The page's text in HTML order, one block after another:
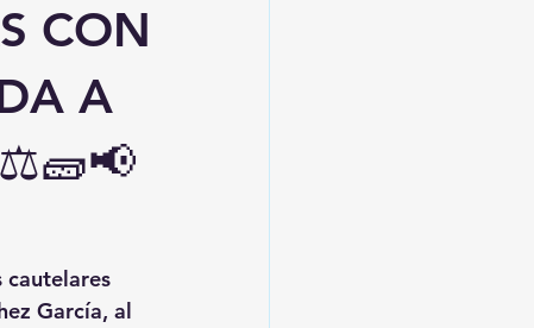
CON
A
cautelares
García, al